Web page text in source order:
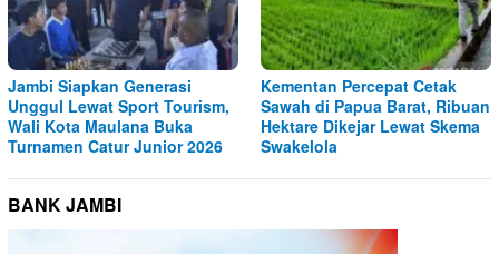
Jambi Siapkan Generasi
Unggul Lewat Sport Tourism,
Wali Kota Maulana Buka
Turnamen Catur Junior 2026
Kementan Percepat Cetak
Sawah di Papua Barat, Ribuan
Hektare Dikejar Lewat Skema
Swakelola
BANK JAMBI